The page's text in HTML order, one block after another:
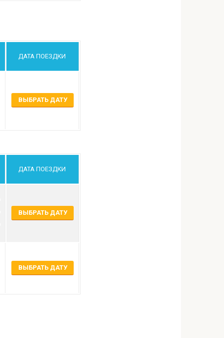
ДАТА ПОЕЗДКИ
ВЫБРАТЬ ДАТУ
ДАТА ПОЕЗДКИ
ВЫБРАТЬ ДАТУ
ВЫБРАТЬ ДАТУ